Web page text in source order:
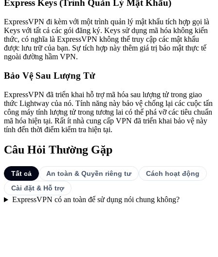
Express Keys (Trình Quản Lý Mật Khẩu)
ExpressVPN đi kèm với một trình quản lý mật khẩu tích hợp gọi là
Keys với tất cả các gói đăng ký. Keys sử dụng mã hóa không kiến
thức, có nghĩa là ExpressVPN không thể truy cập các mật khẩu
được lưu trữ của bạn. Sự tích hợp này thêm giá trị bảo mật thực tế
ngoài đường hầm VPN.
Bảo Vệ Sau Lượng Tử
ExpressVPN đã triển khai hỗ trợ mã hóa sau lượng tử trong giao
thức Lightway của nó. Tính năng này bảo vệ chống lại các cuộc tấn
công máy tính lượng tử trong tương lai có thể phá vỡ các tiêu chuẩn
mã hóa hiện tại. Rất ít nhà cung cấp VPN đã triển khai bảo vệ này
tính đến thời điểm kiểm tra hiện tại.
Câu Hỏi Thường Gặp
Tất cả An toàn & Quyền riêng tư
Cách hoạt động
Cài đặt & Hỗ trợ
ExpressVPN có an toàn để sử dụng nói chung không?